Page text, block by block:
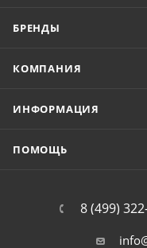
БРЕНДЫ
КОМПАНИЯ
ИНФОРМАЦИЯ
ПОМОЩЬ
8 (499)